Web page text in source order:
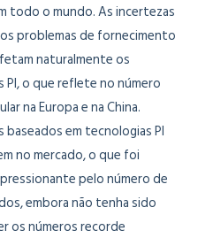
todo o mundo. As incertezas
problemas de fornecimento
naturalmente os
o que reflete no número
na Europa e na China.
em tecnologias PI
no mercado, o que foi
pelo número de
embora não tenha sido
os números recorde